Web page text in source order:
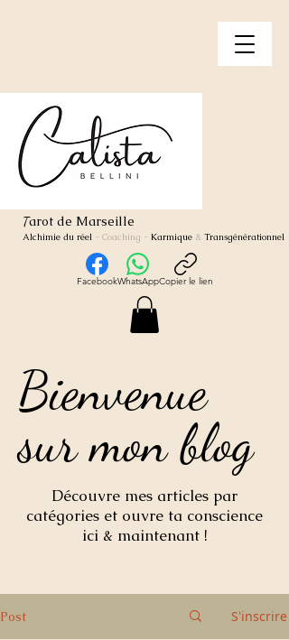
Tarot de Marseille
Alchimie du réel - Coaching - Karmique & Transgénérationnel
FacebookWhatsAppCopier le lien
Bienvenue
sur mon blog
Bienvenue
sur mon blog
Découvre mes articles par
catégories et ouvre ta conscience
ici & maintenant !
Post S'inscrire